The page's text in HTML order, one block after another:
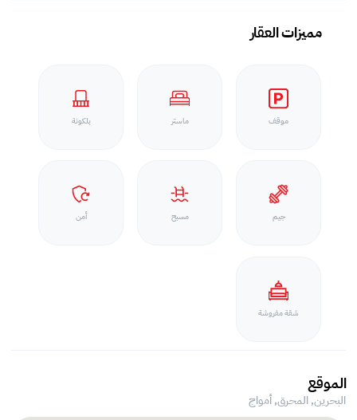
مميزات العقار
موقف ماستر بلكونة
جيم مسبح أمن
شقة مفروشة
الموقع
البحرين, المحرق,أمواج